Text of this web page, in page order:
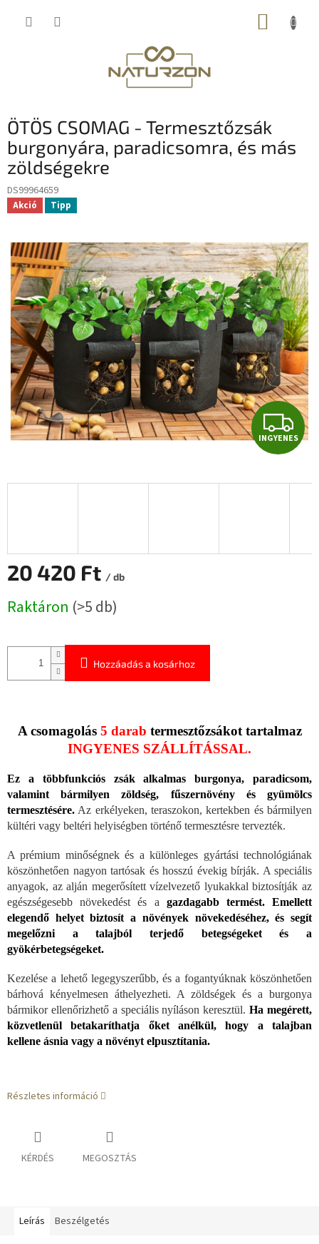
KOSÁR
ÖTÖS CSOMAG - Termesztőzsák
burgonyára, paradicsomra, és más
zöldségekre
DS99964659
Akció Tipp
I
N
G
INGYENES
20 420 Ft / db
Raktáron (>5 db)
Hozzáadás a kosárhoz
A csomagolás 5 darab termesztőzsákot tartalmaz
INGYENES SZÁLLÍTÁSSAL.
Ez a többfunkciós zsák alkalmas burgonya, paradicsom,
valamint bármilyen zöldség, fűszernövény és gyümölcs
termesztésére. Az erkélyeken, teraszokon, kertekben és bármilyen
kültéri vagy beltéri helyiségben történő termesztésre tervezték.
A prémium minőségnek és a különleges gyártási technológiának
köszönhetően nagyon tartósak és hosszú évekig bírják. A speciális
anyagok, az alján megerősített vízelvezető lyukakkal biztosítják az
egészségesebb növekedést és a gazdagabb termést. Emellett
elegendő helyet biztosít a növények növekedéséhez, és segít
megelőzni a talajból terjedő betegségeket és a
gyökérbetegségeket.
Kezelése a lehető legegyszerűbb, és a fogantyúknak köszönhetően
bárhová kényelmesen áthelyezheti. A zöldségek és a burgonya
bármikor ellenőrizhető a speciális nyíláson keresztül.Ha megérett,
közvetlenül betakaríthatja őket anélkül, hogy a talajban
kellene ásnia vagy a növényt elpusztítania.
Részletes információ
KÉRDÉS MEGOSZTÁS
Leírás Beszélgetés